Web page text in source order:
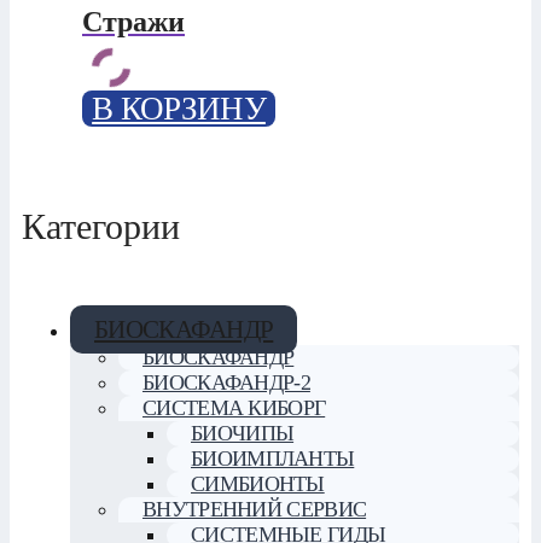
Стражи
В КОРЗИНУ
Категории
БИОСКАФАНДР
БИОСКАФАНДР
БИОСКАФАНДР-2
СИСТЕМА КИБОРГ
БИОЧИПЫ
БИОИМПЛАНТЫ
СИМБИОНТЫ
ВНУТРЕННИЙ СЕРВИС
СИСТЕМНЫЕ ГИДЫ